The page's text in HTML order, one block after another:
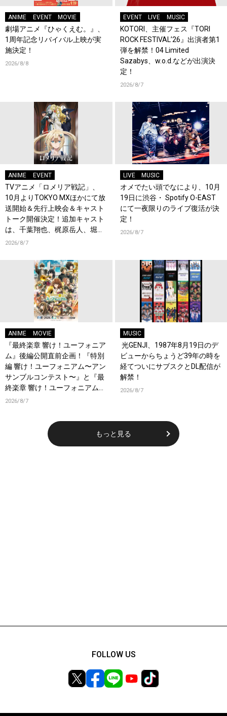
ANIME EVENT MOVIE
劇場アニメ『ひゃくえむ。』、
1周年記念リバイバル上映が実
施決定！
2026/8/8
EVENT LIVE MUSIC
KOTORI、主催フェス『TORI
ROCK FESTIVAL’26』出演者第1
弾を解禁！04 Limited
Sazabys、w.o.d.などが出演決
定！
2026/8/7
ANIME EVENT
TVアニメ「ロメリア戦記」、
10月よりTOKYO MXほかにて放
送開始＆先行上映会＆キャスト
トーク開催決定！追加キャスト
は、千葉翔也、梶原岳人、堀江
瞬、綿貫竜之介！PV第1弾公
2026/8/7
LIVE MUSIC
オメでたい頭でなにより、10月
19日に渋谷・ Spotify O-EAST
にて一夜限りのライブ復活が決
定！
2026/8/7
ANIME MOVIE
『最終楽章 響け！ユーフォニア
ム』後編公開直前企画！『特別
編 響け！ユーフォニアム〜アン
サンブルコンテスト〜』と『最
終楽章 響け！ユーフォニアム』
前編の一挙上映が決定！
2026/8/7
MUSIC
光GENJI、1987年8月19日のデ
ビューからちょうど39年の時を
経てついにサブスクとDL配信が
解禁！
2026/8/7
もっと見る
FOLLOW US